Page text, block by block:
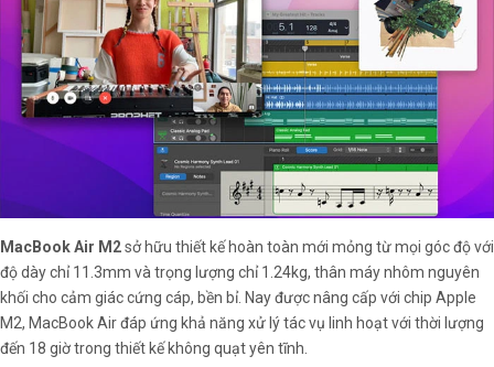
MacBook Air M2sở hữu thiết kế hoàn toàn mới mỏng từ mọi góc độ với
độ dày chỉ 11.3mm và trọng lượng chỉ 1.24kg, thân máy nhôm nguyên
khối cho cảm giác cứng cáp, bền bỉ. Nay được nâng cấp với chip Apple
M2, MacBook Air đáp ứng khả năng xử lý tác vụ linh hoạt với thời lượng
đến 18 giờ trong thiết kế không quạt yên tĩnh.